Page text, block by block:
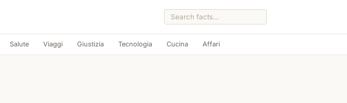
Salute Viaggi Giustizia Tecnologia Cucina Affari